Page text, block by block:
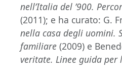
nell’Italia del ’900.
(2011); e ha curato: G.
nella casa degli uomini.
familiare (2009) e
veritate. Linee guida